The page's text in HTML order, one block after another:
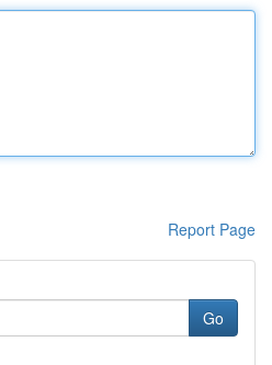
Report Page
Go